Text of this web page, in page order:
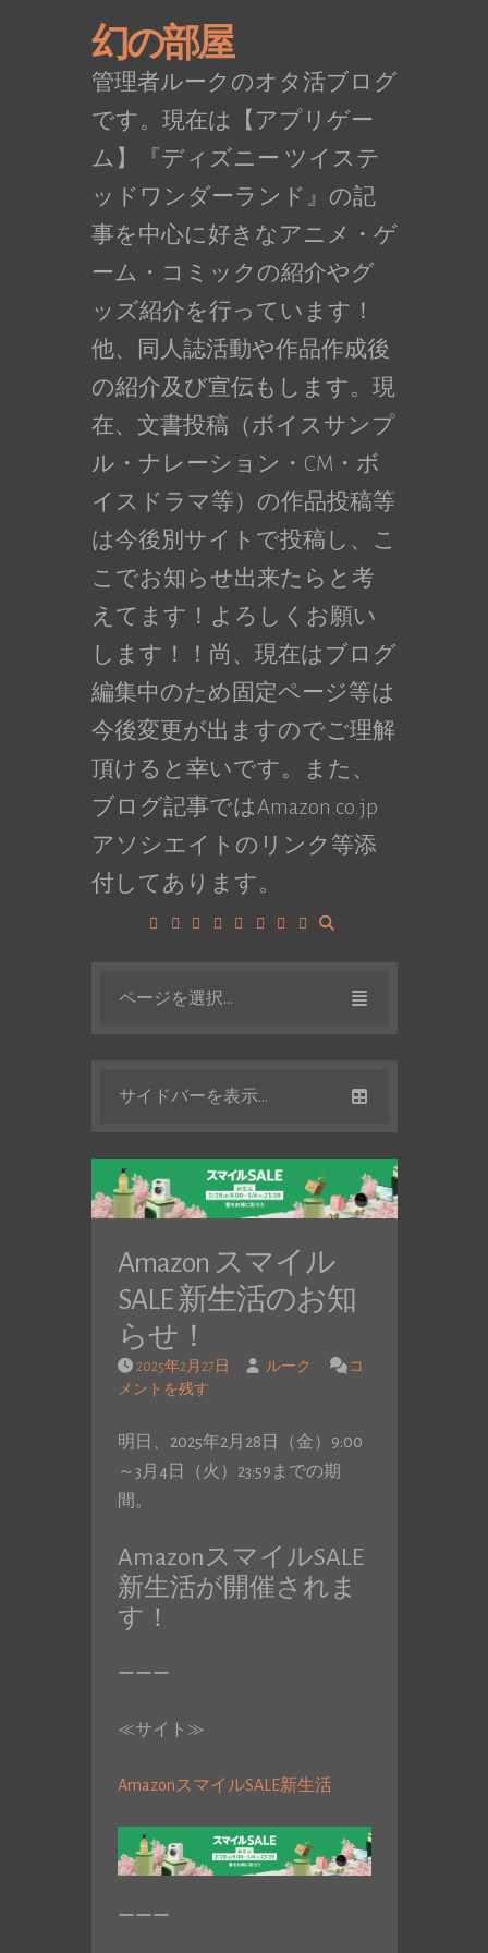
幻の部屋
管理者ルークのオタ活ブログ
です。現在は【アプリゲー
ム】『ディズニー ツイステ
ッドワンダーランド』の記
事を中心に好きなアニメ・ゲ
ーム・コミックの紹介やグ
ッズ紹介を行っています！
他、同人誌活動や作品作成後
の紹介及び宣伝もします。現
在、文書投稿（ボイスサンプ
ル・ナレーション・CM・ボ
イスドラマ等）の作品投稿等
は今後別サイトで投稿し、こ
こでお知らせ出来たらと考
えてます！よろしくお願い
します！！尚、現在はブログ
編集中のため固定ページ等は
今後変更が出ますのでご理解
頂けると幸いです。また、
ブログ記事ではAmazon.co.jp
アソシエイトのリンク等添
付してあります。
ページを選択...
サイドバーを表示...
Amazon スマイル
SALE 新生活のお知
らせ！
2025年2月27日 ルーク
コ
メントを残す
明日、2025年2月28日（金）9:00
～3月4日（火）23:59までの期
間。
AmazonスマイルSALE
新生活が開催されま
す！
ーーー
≪サイト≫
AmazonスマイルSALE新生活
ーーー